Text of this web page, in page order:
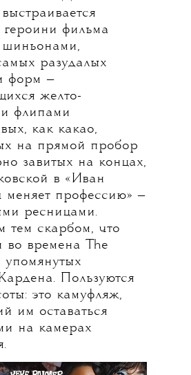
героини фильма
шиньонами,
разудалых
форм —
желто-
флипами
как какао,
на прямой пробор
завитых на концах,
в «Иван
меняет профессию» —
ресницами.
тем скарбом, что
во времена The
упомянутых
Пользуются
это камуфляж,
им оставаться
на камерах